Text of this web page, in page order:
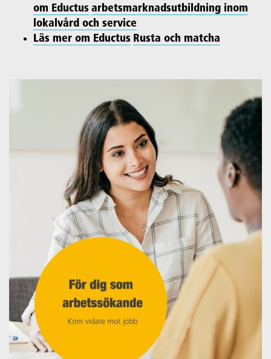
om Eductus arbetsmarknadsutbildning inom
lokalvård och service
Läs mer om Eductus Rusta och matcha